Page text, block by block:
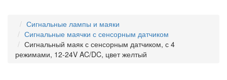
Сигнальные лампы и маяки
Сигнальные маячки с сенсорным датчиком
Сигнальный маяк с сенсорным датчиком, с 4
режимами, 12-24V AC/DC, цвет желтый